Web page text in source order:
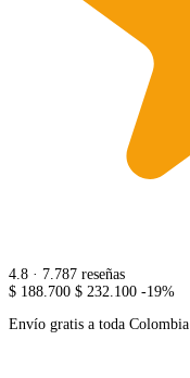
4.8 · 7.787 reseñas
$ 188.700 $ 232.100 -19%
Envío gratis a toda Colombia